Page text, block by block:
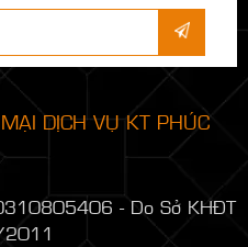
DỊCH VỤ KT PHÚC
- Do Sở KHĐT